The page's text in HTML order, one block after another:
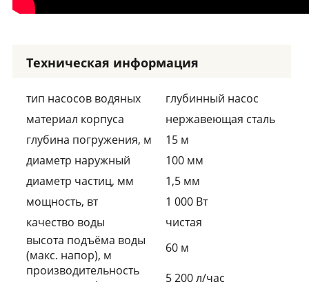
Техническая информация
тип насосов водяных
глубинный насос
материал корпуса
нержавеющая сталь
глубина погружения, м
15 м
диаметр наружный
100 мм
диаметр частиц, мм
1,5 мм
мощность, вт
1 000 Вт
качество воды
чистая
высота подъёма воды
(макс. напор), м
60 м
производительность
5 200 л/час